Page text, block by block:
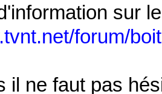
sur
forum/
il ne faut pas